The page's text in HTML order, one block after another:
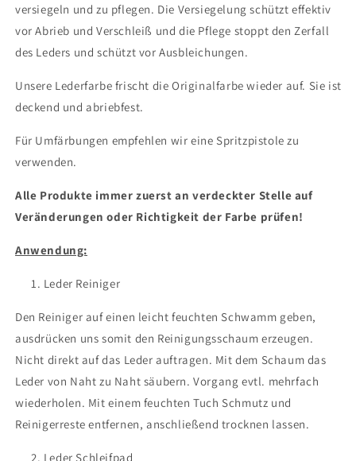
versiegeln und zu pflegen. Die Versiegelung schützteffektiv
vor Abrieb und Verschleiß und die Pflege stoppt den Zerfall
des Leders und schützt vor Ausbleichungen.
Unsere Lederfarbe frischt die Originalfarbe wieder auf. Sie ist
deckend und abriebfest.
Für Umfärbungen empfehlen wir eine Spritzpistole zu
verwenden.
Alle Produkte immer zuerst an verdeckter Stelle auf
Veränderungen oder Richtigkeit der Farbe prüfen!
Anwendung:
Leder Reiniger
Den Reiniger auf einen leicht feuchten Schwamm geben,
ausdrücken uns somit den Reinigungsschaum erzeugen.
Nicht direkt auf das Leder auftragen. Mit dem Schaum das
Leder von Naht zu Naht säubern. Vorgang evtl. mehrfach
wiederholen. Mit einem feuchten Tuch Schmutz und
Reinigerreste entfernen, anschließend trocknen lassen.
Leder Schleifpad